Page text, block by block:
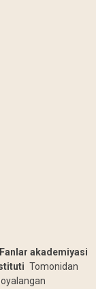
akademiyasi
Tomonidan